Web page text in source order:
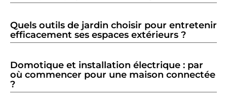
Quels outils de jardin choisir pour entretenir
efficacement ses espaces extérieurs ?
Domotique et installation électrique : par
où commencer pour une maison connectée
?